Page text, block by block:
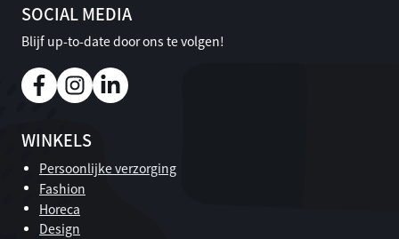
SOCIAL MEDIA
Blijf up-to-date door ons te volgen!
WINKELS
Persoonlijke verzorging
Fashion
Horeca
Design